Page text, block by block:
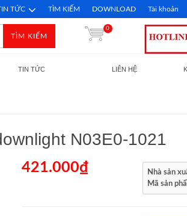
TỨC TÌM KIẾM DOWNLOAD Tài khoản
TÌM KIẾM
0
TIN TỨC LIÊN HỆ
N03E0-1021
421.000₫ Nhà sản
Mã sản